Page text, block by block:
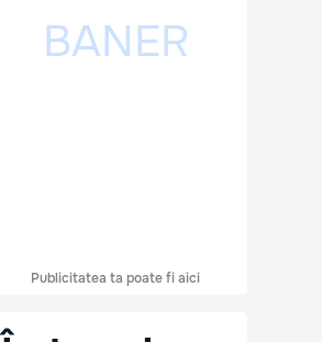
Publicitatea ta poate fi aici